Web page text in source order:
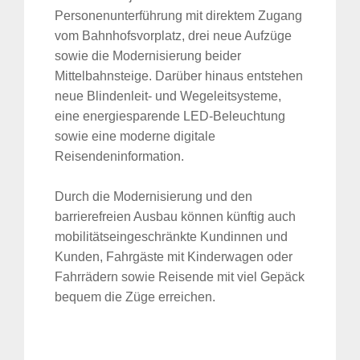
Personenunterführung mit direktem Zugang
vom Bahnhofsvorplatz, drei neue Aufzüge
sowie die Modernisierung beider
Mittelbahnsteige. Darüber hinaus entstehen
neue Blindenleit- und Wegeleitsysteme,
eine energiesparende LED-Beleuchtung
sowie eine moderne digitale
Reisendeninformation.
Durch die Modernisierung und den
barrierefreien Ausbau können künftig auch
mobilitätseingeschränkte Kundinnen und
Kunden, Fahrgäste mit Kinderwagen oder
Fahrrädern sowie Reisende mit viel Gepäck
bequem die Züge erreichen.